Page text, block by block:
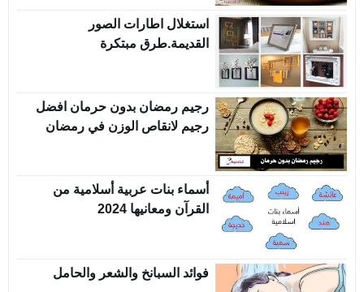
استغلال اطارات الصور
القديمة.طرق مبتكرة
رجيم رمضان بدون حرمان افضل
رجيم لانقاص الوزن في رمضان
أسماء بنات عربية أسلامية من
القرآن ومعانيها 2024
فوائد السبانخ والشعر والحامل